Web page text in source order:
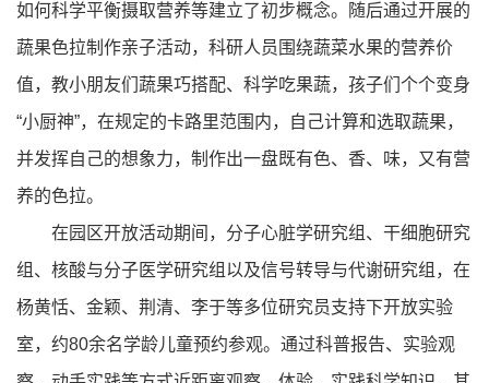
如何科学平衡摄取营养等建立了初步概念。随后通过开展的
蔬果色拉制作亲子活动，科研人员围绕蔬菜水果的营养价
值，教小朋友们蔬果巧搭配、科学吃果蔬，孩子们个个变身
“小厨神”，在规定的卡路里范围内，自己计算和选取蔬果，
并发挥自己的想象力，制作出一盘既有色、香、味，又有营
养的色拉。
在园区开放活动期间，分子心脏学研究组、干细胞研究
组、核酸与分子医学研究组以及信号转导与代谢研究组，在
杨黄恬、金颖、荆清、李于等多位研究员支持下开放实验
室，约80余名学龄儿童预约参观。通过科普报告、实验观